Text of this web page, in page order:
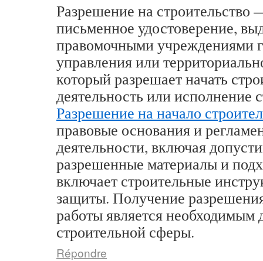
Разрешение на
письменное удостоверение,
правомочными учреждениями
управления или
который разрешает начать
деятельность или исполнение
Разрешение на начало
правовые основания и
деятельности, включая
разрешенные материалы и
включает строительные
защиты. Получение
работы является необходимым
строительной сферы.
Répondre